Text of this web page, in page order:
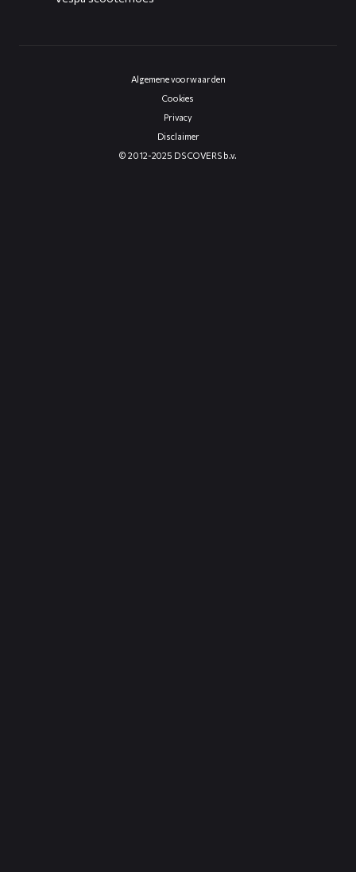
Algemene voorwaarden
Cookies
Privacy
Disclaimer
© 2012-2025 DS COVERS b.v.